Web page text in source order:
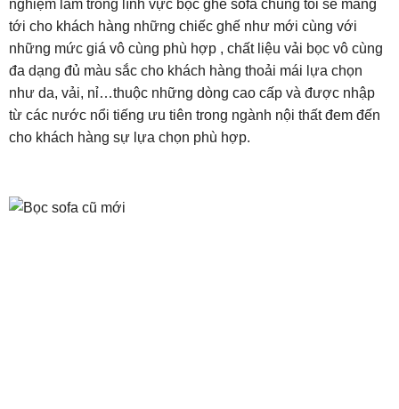
nghiệm làm trong lĩnh vực bọc ghế sofa chúng tôi sẽ mang
tới cho khách hàng những chiếc ghế như mới cùng với
những mức giá vô cùng phù hợp , chất liệu vải bọc vô cùng
đa dạng đủ màu sắc cho khách hàng thoải mái lựa chọn
như da, vải, nỉ…thuộc những dòng cao cấp và được nhập
từ các nước nổi tiếng ưu tiên trong ngành nội thất đem đến
cho khách hàng sự lựa chọn phù hợp.